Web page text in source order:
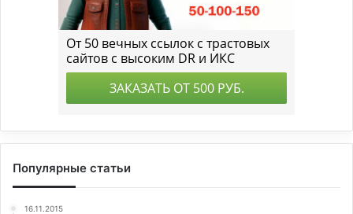
Популярные статьи
16.11.2015